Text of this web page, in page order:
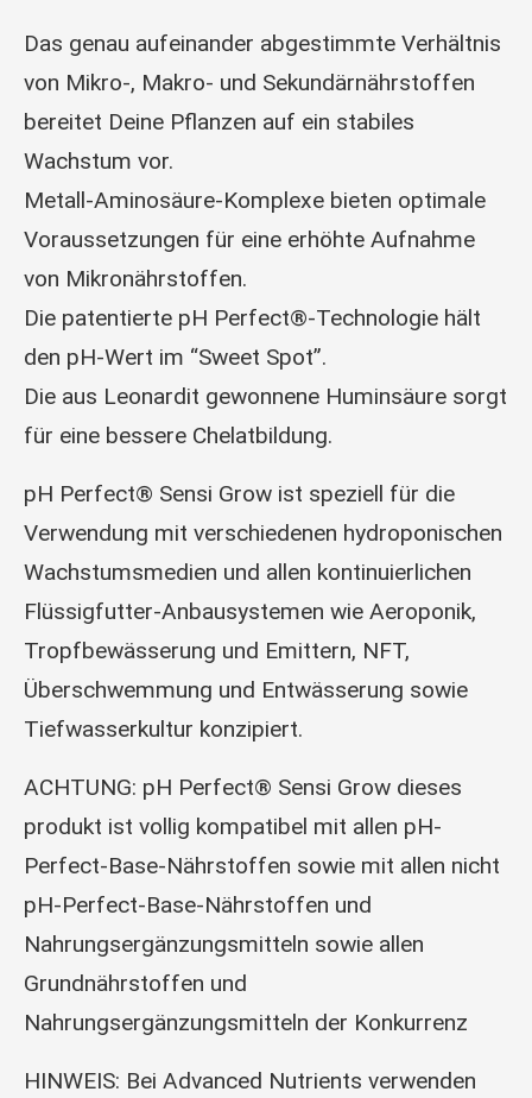
Das genau aufeinander abgestimmte Verhältnis
von Mikro-, Makro- und Sekundärnährstoffen
bereitet Deine Pflanzen auf ein stabiles
Wachstum vor.
Metall-Aminosäure-Komplexe bieten optimale
Voraussetzungen für eine erhöhte Aufnahme
von Mikronährstoffen.
Die patentierte pH Perfect®-Technologie hält
den pH-Wert im “Sweet Spot”.
Die aus Leonardit gewonnene Huminsäure sorgt
für eine bessere Chelatbildung.
pH Perfect® Sensi Grow ist speziell für die
Verwendung mit verschiedenen hydroponischen
Wachstumsmedien und allen kontinuierlichen
Flüssigfutter-Anbausystemen wie Aeroponik,
Tropfbewässerung und Emittern, NFT,
Überschwemmung und Entwässerung sowie
Tiefwasserkultur konzipiert.
ACHTUNG: pH Perfect® Sensi Grow dieses
produkt ist vollig kompatibel mit allen pH-
Perfect-Base-Nährstoffen sowie mit allen nicht
pH-Perfect-Base-Nährstoffen und
Nahrungsergänzungsmitteln sowie allen
Grundnährstoffen und
Nahrungsergänzungsmitteln der Konkurrenz
HINWEIS: Bei Advanced Nutrients verwenden